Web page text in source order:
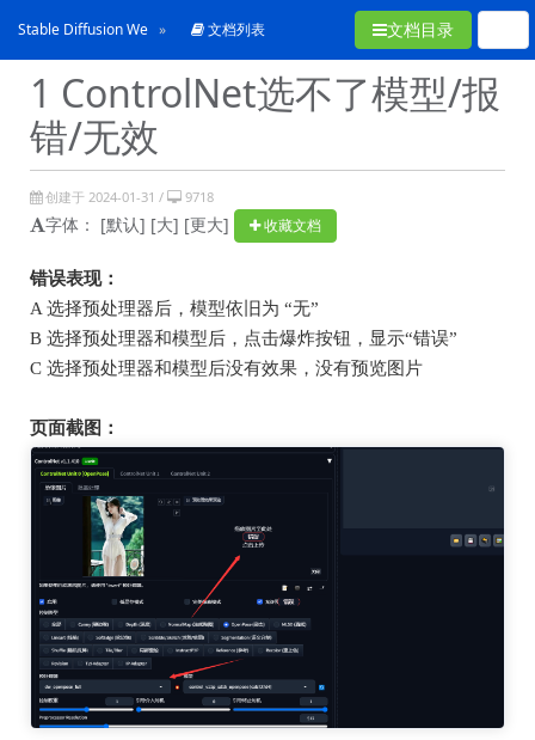
Stable Diffusion WebUI常见问题合集
文档列表 文档目录
1 ControlNet选不了模型/报
错/无效
创建于 2024-01-31 / 9718
字体： [默认] [大] [更大] 收藏文档
错误表现：
A 选择预处理器后，模型依旧为 “无”
B 选择预处理器和模型后，点击爆炸按钮，显示“错误”
C 选择预处理器和模型后没有效果，没有预览图片
页面截图：